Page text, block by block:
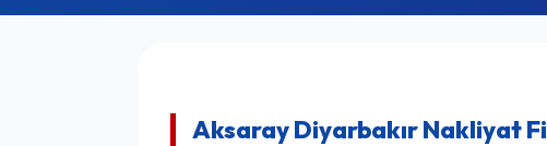
Aksaray Diyarbakır Nakliyat